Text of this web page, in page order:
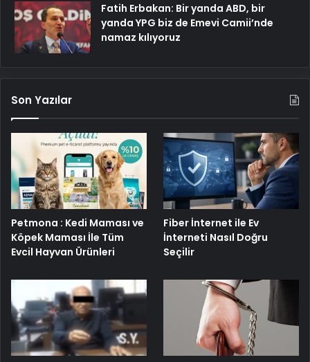
Fatih Erbakan: Bir yanda ABD, bir
yanda YPG biz de Emevi Camii’nde
namaz kılıyoruz
Son Yazılar
Petmona : Kedi Maması ve
Köpek Maması İle Tüm
Evcil Hayvan Ürünleri
Fiber İnternet ile Ev
İnterneti Nasıl Doğru
Seçilir